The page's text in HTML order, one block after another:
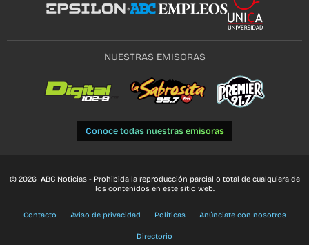
NUESTRAS EMISORAS
Conoce todas nuestras emisoras
© 2026 ABC Noticias - Prohibida la reproducción parcial o total de cualquiera de
los contenidos en este sitio web.
Contacto Aviso de privacidad Políticas Anúnciate con nosotros
Directorio